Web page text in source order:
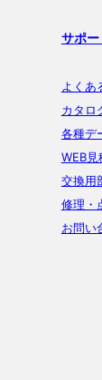
サポー
よくあ
カタロ
各種デ
WEB
交換用
修理・
お問い